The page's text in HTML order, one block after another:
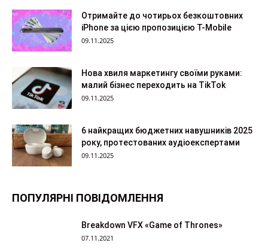
Отримайте до чотирьох безкоштовних
iPhone за цією пропозицією T-Mobile
09.11.2025
Нова хвиля маркетингу своїми руками:
малий бізнес переходить на TikTok
09.11.2025
6 найкращих бюджетних навушників 2025
року, протестованих аудіоекспертами
09.11.2025
ПОПУЛЯРНІ ПОВІДОМЛЕННЯ
Breakdown VFX «Game of Thrones»
07.11.2021